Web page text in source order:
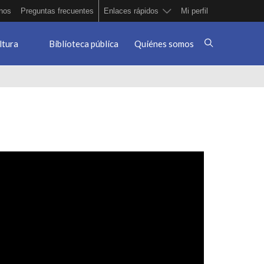
Preguntas frecuentes Enlaces rápidos Mi perfil
Biblioteca pública Quiénes somos